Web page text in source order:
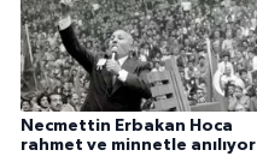
Necmettin Erbakan Hoca
rahmet ve minnetle anılıyor